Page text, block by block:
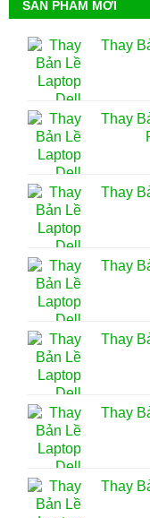
SẢN PHẨM MỚI
Thay
Thay
Thay
Thay
Thay
Thay
Thay